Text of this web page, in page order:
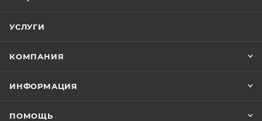
УСЛУГИ
КОМПАНИЯ
ИНФОРМАЦИЯ
ПОМОЩЬ